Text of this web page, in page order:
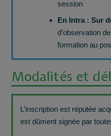
session
En Intra : Sur
d’observation
formation au
Modalités et
L’inscription est réputée
est dûment signée par